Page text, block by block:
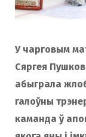
У чарговым
Сяргея
абыграла
галоўны
каманда ў